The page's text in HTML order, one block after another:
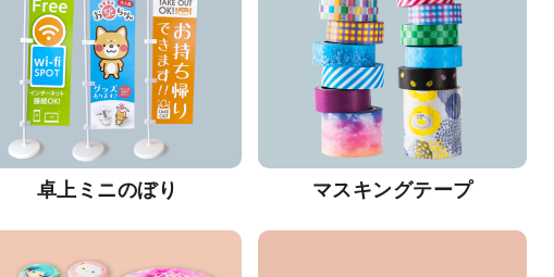
卓上ミニのぼり マスキングテープ